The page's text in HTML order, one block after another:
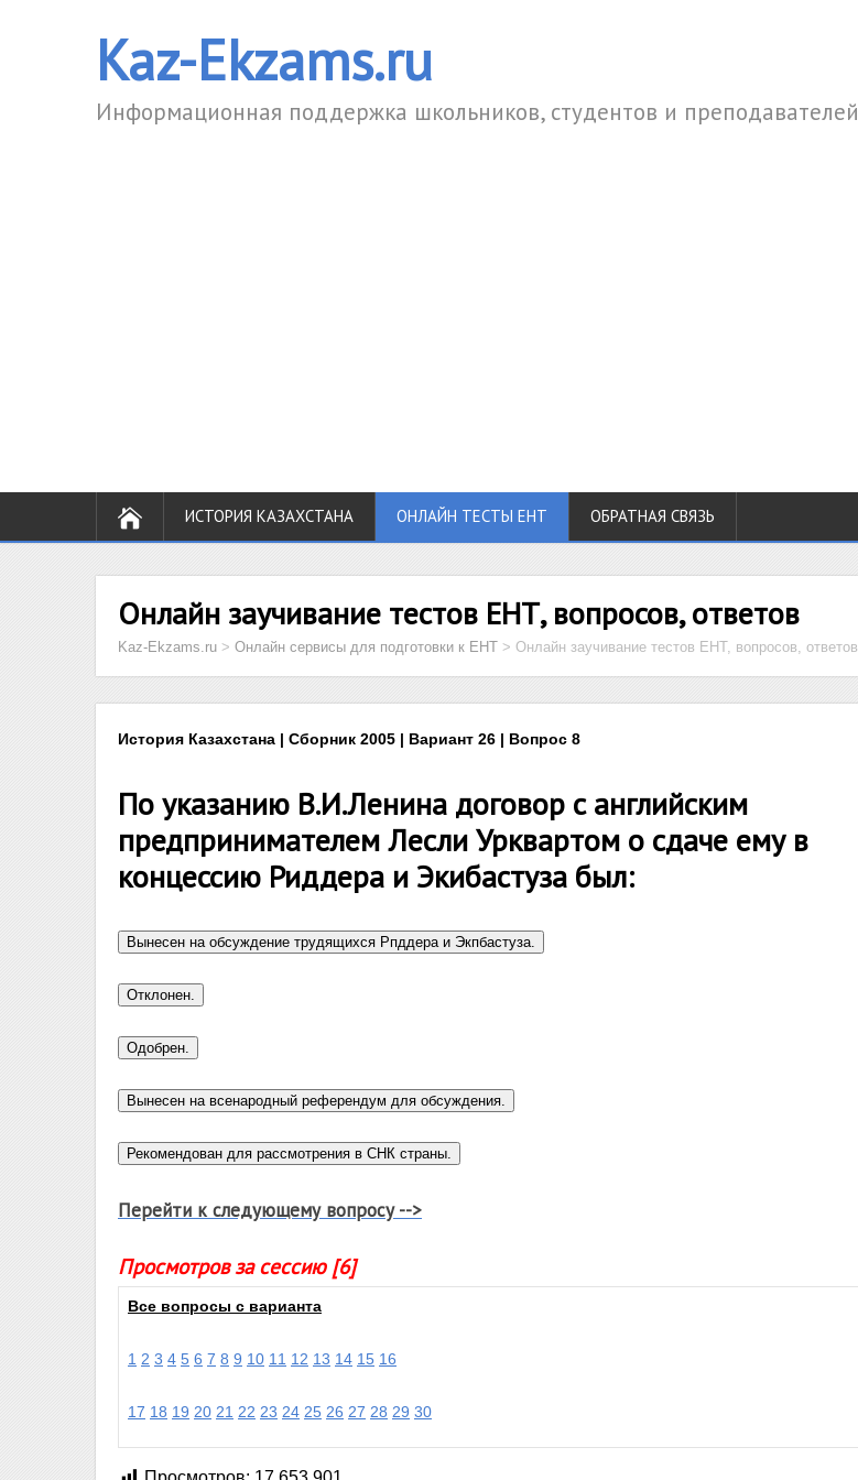
Kaz-Ekzams.ru
Информационная поддержка школьников, студентов и преподавателей
ИСТОРИЯ КАЗАХСТАНА ОНЛАЙН ТЕСТЫ ЕНТ ОБРАТНАЯ СВЯЗЬ
Онлайн заучивание тестов ЕНТ, вопросов, ответов
Kaz-Ekzams.ru > Онлайн сервисы для подготовки к ЕНТ > Онлайн заучивание тестов ЕНТ, вопросов, ответов
История Казахстана | Сборник 2005 | Вариант 26 | Вопрос 8
По указанию В.И.Ленина договор с английским
предпринимателем Лесли Урквартом о сдаче ему в
концессию Риддера и Экибастуза был:
Перейти к следующему вопросу -->
Просмотров за сессию [6]
Все вопросы с варианта
1 2 3 4 5 6 7 8 9 10 11 12 13 14 15 16
17 18 19 20 21 22 23 24 25 26 27 28 29 30